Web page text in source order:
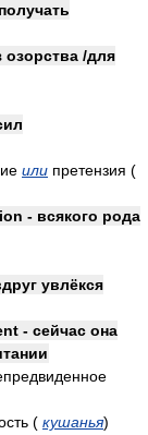
/для
или претензия (
- всякого рода
увлёкся
- сейчас она
( кушанья)